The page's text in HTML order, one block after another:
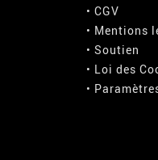
• CGV
• Mentions
• Soutien
• Loi des
•